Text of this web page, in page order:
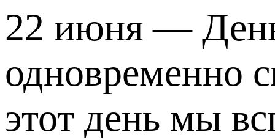
22 июня — День
одновременно
этот день мы